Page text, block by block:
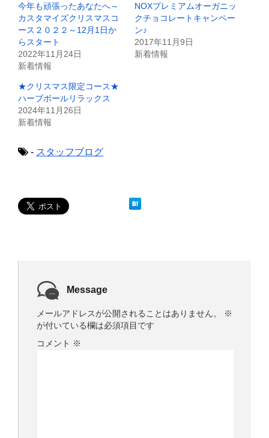
r
で
共
有
新
し
い
ウ
ン
ウ
で
開
き
る
に
は
ク
ク
だ
さ
い
(
新
ン
ま
す
今年も頑張ったあなたへ～
カスタマイズクリスマスコ
ース２０２２～12月1日か
らスタート
2022年11月24日
新着情報
NOXプレミアムオーガニッ
クチョコレートキャンペー
ン♪
2017年11月9日
新着情報
★クリスマス限定コース★
ハーブボールリラックス
2024年11月26日
新着情報
- スタッフブログ
Message
メールアドレスが公開されることはありません。
※
が付いている欄は必須項目です
コメント ※